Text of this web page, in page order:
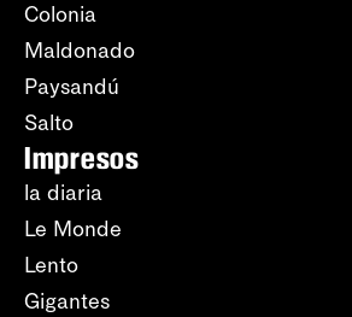
Colonia
Maldonado
Paysandú
Salto
Impresos
la diaria
Le Monde
Lento
Gigantes